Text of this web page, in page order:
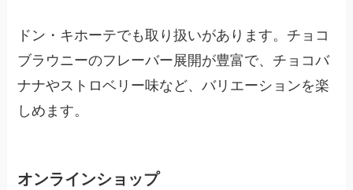
ドン・キホーテでも取り扱いがあります。チョコ
ブラウニーのフレーバー展開が豊富で、チョコバ
ナナやストロベリー味など、バリエーションを楽
しめます。
オンラインショップ